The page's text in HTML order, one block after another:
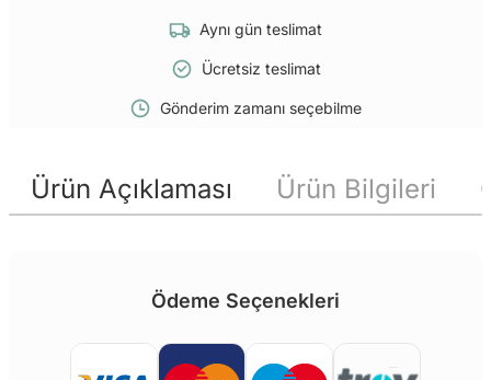
Aynı gün teslimat
Ücretsiz teslimat
Gönderim zamanı seçebilme
Ürün Açıklaması Ürün Bilgileri
Ödeme Seçenekleri